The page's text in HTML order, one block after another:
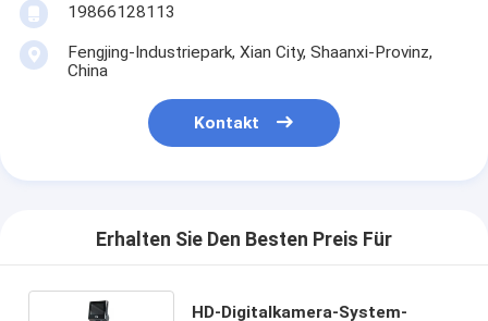
19866128113
Fengjing-Industriepark, Xian City, Shaanxi-Provinz,
China
Kontakt
Erhalten Sie Den Besten Preis Für
HD-Digitalkamera-System-